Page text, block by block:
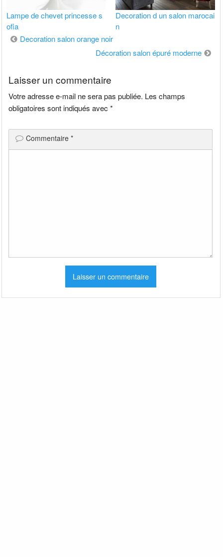
Lampe de chevet princesse s
ofia
Decoration d un salon marocai
n
Navigation
Decoration salon orange noir
Décoration salon épuré moderne
Laisser un commentaire
Votre adresse e-mail ne sera pas publiée. Les champs
obligatoires sont indiqués avec*
Commentaire*